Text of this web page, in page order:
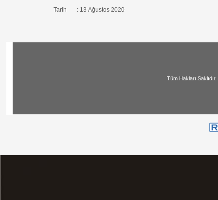
Tarih : 13 Ağustos 2020
Tüm Hakları Saklıdır. | All